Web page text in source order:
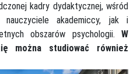
kadry dydaktycznej, wśród
akademiccy, jak i
obszarów psychologii. W
można studiować również